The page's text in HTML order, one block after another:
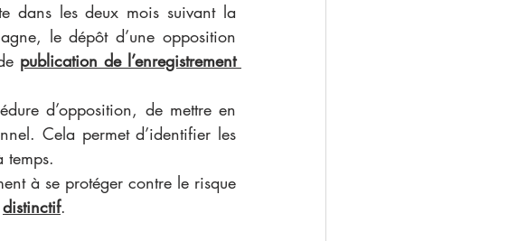
dans les deux mois suivant la
le dépôt d’une opposition
publication de l’enregistrement
d’opposition, de mettre en
Cela permet d’identifier les
temps.
à se protéger contre le risque
distinctif.